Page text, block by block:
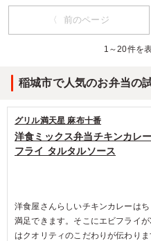
が絶妙なアクセントとなり
も一つひとつ質が高く、メ
ご利用シーン：ロケ・撮影›
〈 前のページ
1～20件を
稲城市で人気のお弁当の
洋食ミックス弁当チキンカレ
フライ タルタルソース
グリル満天星 麻布十番
洋食屋さんらしいチキンカレーは
満足できます。そこにエビフライ
はクオリティのこだわりが伝わり